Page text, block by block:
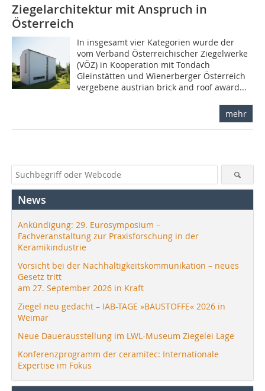
Ziegelarchitektur mit Anspruch in
Österreich
In insgesamt vier Kategorien wurde der
vom Verband Österreichischer Ziegelwerke
(VÖZ) in Kooperation mit Tondach
Gleinstätten und Wienerberger Österreich
vergebene austrian brick and roof award...
mehr
News
Ankündigung: 29. Eurosymposium –
Fachveranstaltung zur Praxisforschung in der
Keramikindustrie
Vorsicht bei der Nachhaltigkeitskommunikation – neues
Gesetz tritt
am 27. September 2026 in Kraft
Ziegel neu gedacht – IAB-TAGE »BAUSTOFFE« 2026 in
Weimar
Neue Dauerausstellung im LWL-Museum Ziegelei Lage
Konferenzprogramm der ceramitec: Internationale
Expertise im Fokus